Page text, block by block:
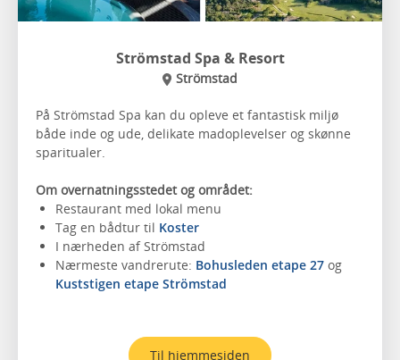
Strömstad Spa & Resort
Strömstad
På Strömstad Spa kan du opleve et fantastisk miljø
både inde og ude, delikate madoplevelser og skønne
sparitualer.
Om overnatningsstedet og området:
Restaurant med lokal menu
Tag en bådtur til Koster
I nærheden af Strömstad
Nærmeste vandrerute: Bohusleden etape 27 og
Kuststigen etape Strömstad
Til hjemmesiden